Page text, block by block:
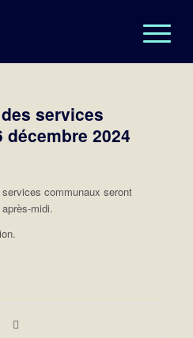
services
2024
communaux seront
midi.